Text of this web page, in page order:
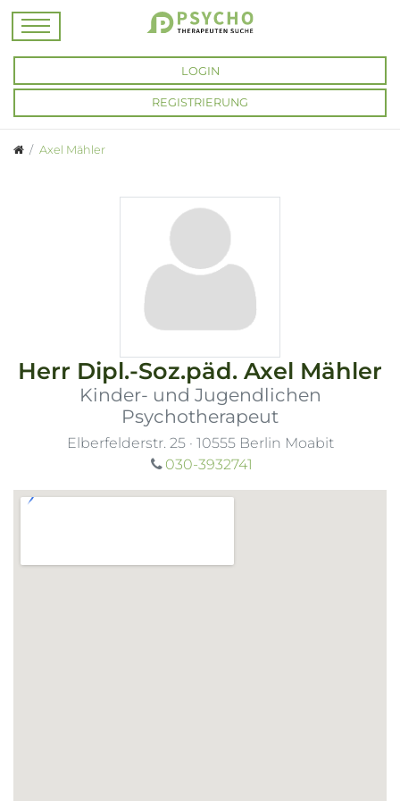
LOGIN
REGISTRIERUNG
Axel Mähler
Herr Dipl.-Soz.päd. Axel Mähler
Kinder- und Jugendlichen
Psychotherapeut
Elberfelderstr. 25 · 10555 Berlin Moabit
030-3932741